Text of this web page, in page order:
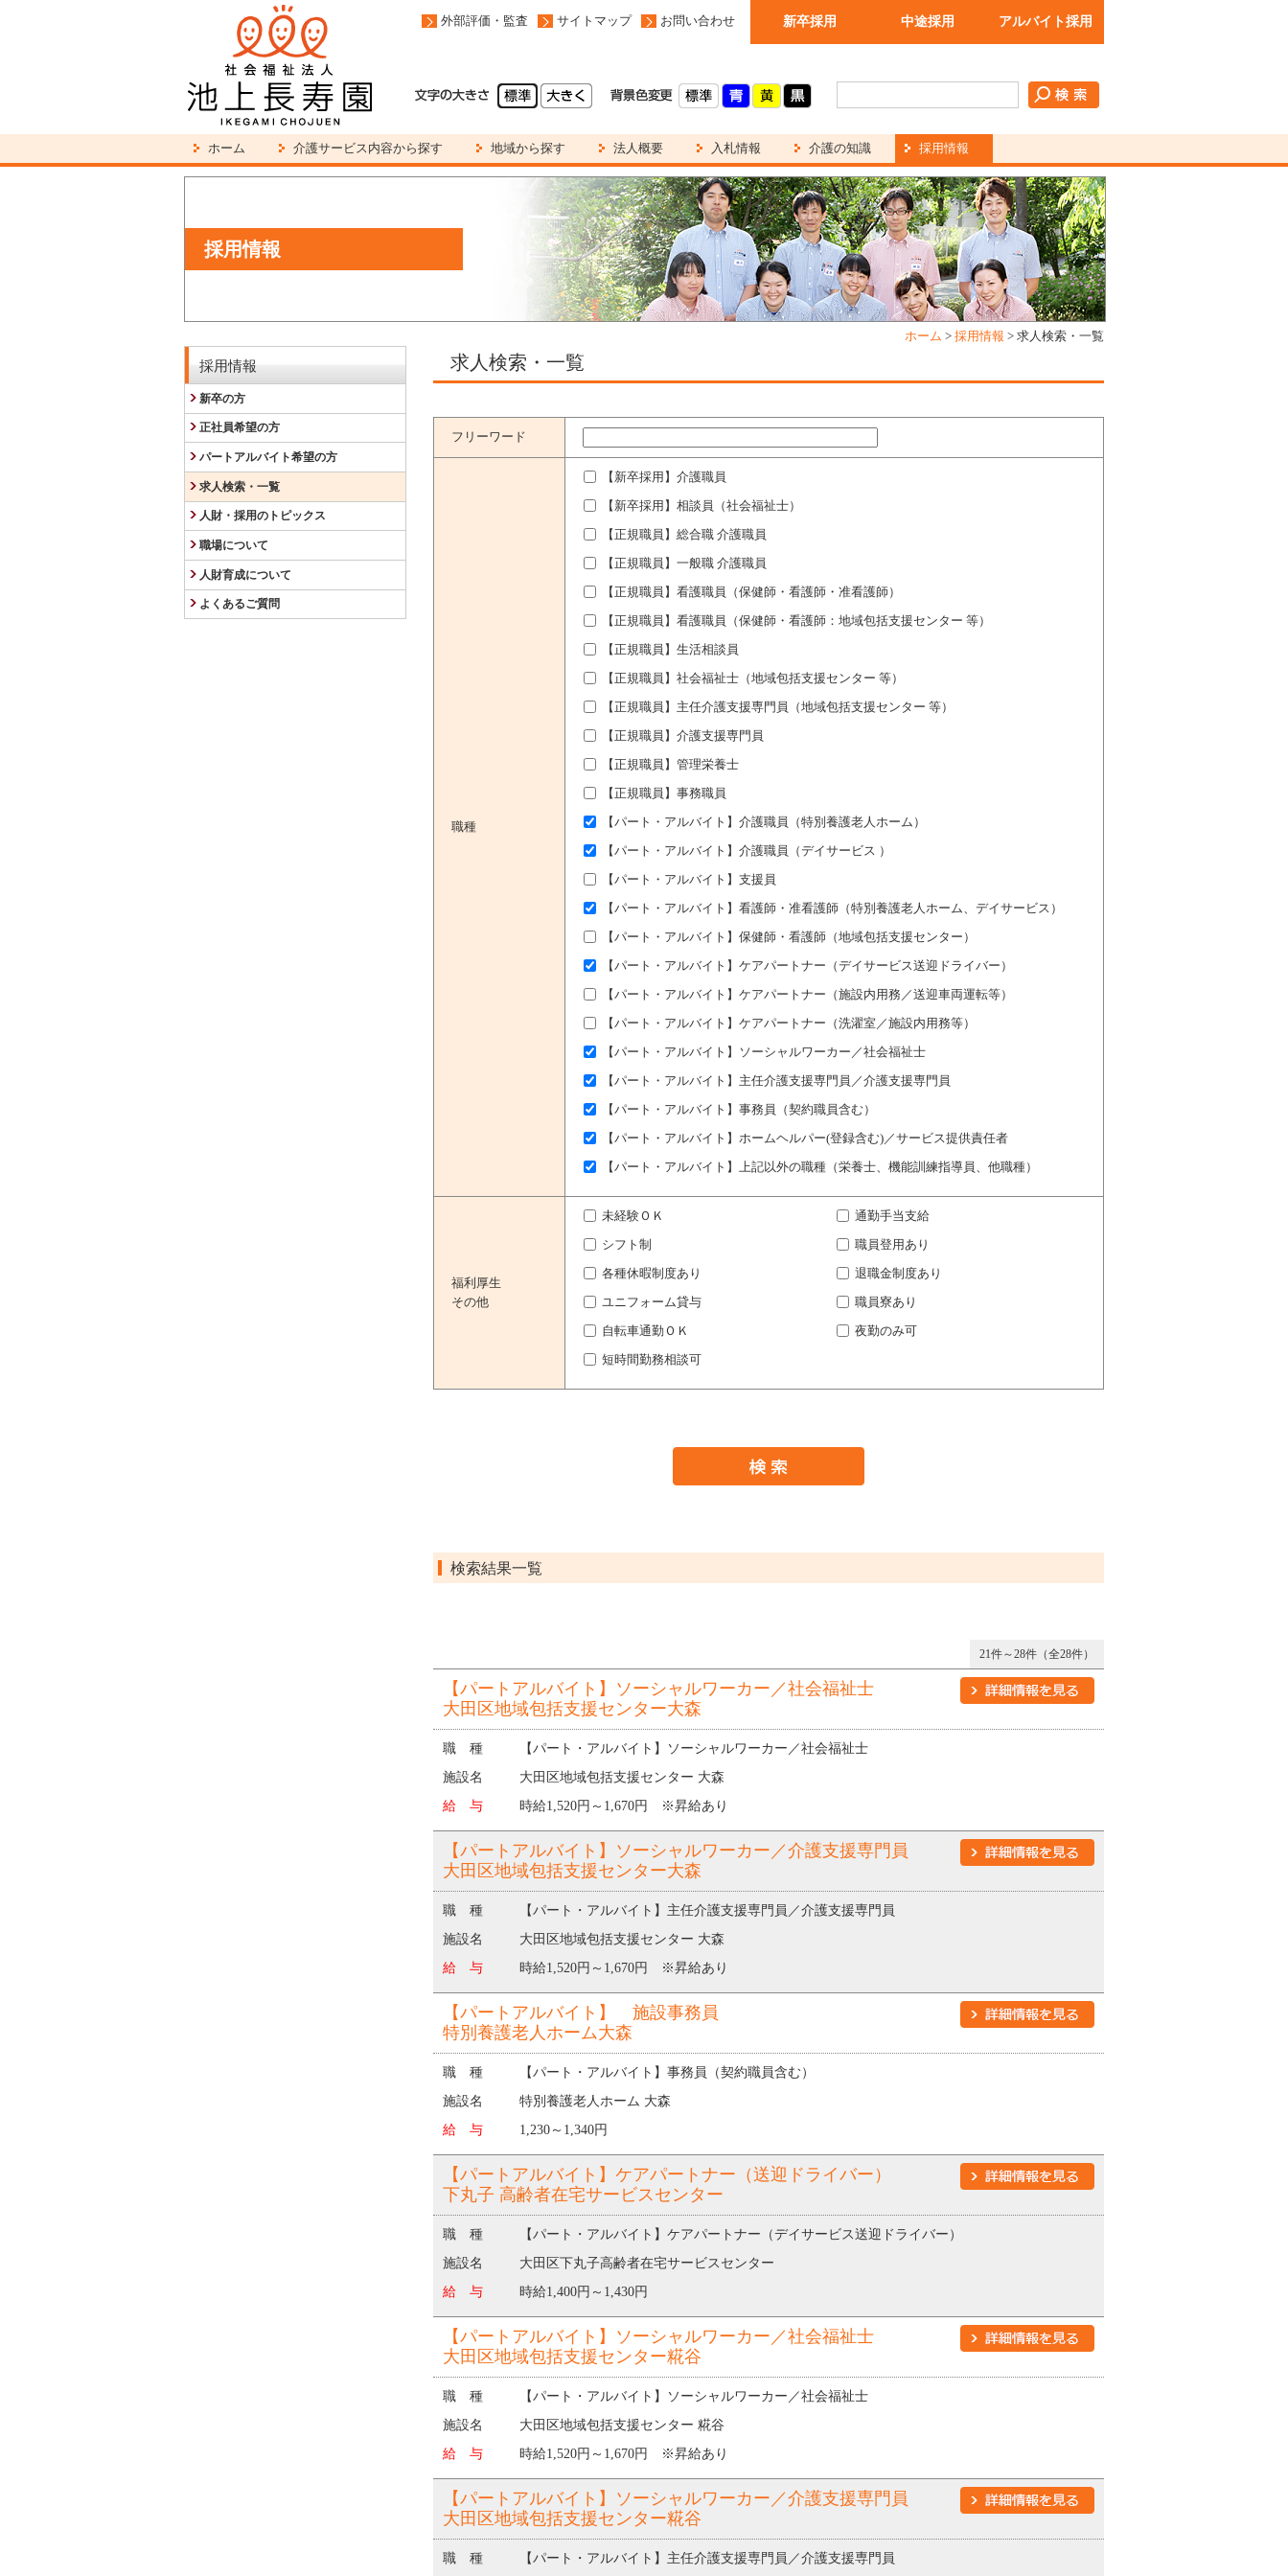
外部評価・監査 サイトマップ お問い合わせ 新卒採用 中途採用 アルバイト採用
ホーム 介護サービス内容から探す 地域から探す 法人概要 入札情報 介護の知識 採用情報
採用情報
ホーム > 採用情報 > 求人検索・一覧
求人検索・一覧
フリーワード
職種
【新卒採用】介護職員
【新卒採用】相談員（社会福祉士）
【正規職員】総合職 介護職員
【正規職員】一般職 介護職員
【正規職員】看護職員（保健師・看護師・准看護師）
【正規職員】看護職員（保健師・看護師：地域包括支援センター 等）
【正規職員】生活相談員
【正規職員】社会福祉士（地域包括支援センター 等）
【正規職員】主任介護支援専門員（地域包括支援センター 等）
【正規職員】介護支援専門員
【正規職員】管理栄養士
【正規職員】事務職員
【パート・アルバイト】介護職員（特別養護老人ホーム）
【パート・アルバイト】介護職員（デイサービス ）
【パート・アルバイト】支援員
【パート・アルバイト】看護師・准看護師（特別養護老人ホーム、デイサービス）
【パート・アルバイト】保健師・看護師（地域包括支援センター）
【パート・アルバイト】ケアパートナー（デイサービス送迎ドライバー）
【パート・アルバイト】ケアパートナー（施設内用務／送迎車両運転等）
【パート・アルバイト】ケアパートナー（洗濯室／施設内用務等）
【パート・アルバイト】ソーシャルワーカー／社会福祉士
【パート・アルバイト】主任介護支援専門員／介護支援専門員
【パート・アルバイト】事務員（契約職員含む）
【パート・アルバイト】ホームヘルパー(登録含む)／サービス提供責任者
【パート・アルバイト】上記以外の職種（栄養士、機能訓練指導員、他職種）
福利厚生
その他
未経験ＯＫ
通勤手当支給
シフト制
職員登用あり
各種休暇制度あり
退職金制度あり
ユニフォーム貸与
職員寮あり
自転車通勤ＯＫ
夜勤のみ可
短時間勤務相談可
検索結果一覧
21件～28件（全28件）
【パートアルバイト】ソーシャルワーカー／社会福祉士
大田区地域包括支援センター大森
職 種
【パート・アルバイト】ソーシャルワーカー／社会福祉士
施設名
大田区地域包括支援センター 大森
給 与
時給1,520円～1,670円 ※昇給あり
【パートアルバイト】ソーシャルワーカー／介護支援専門員
大田区地域包括支援センター大森
職 種
【パート・アルバイト】主任介護支援専門員／介護支援専門員
施設名
大田区地域包括支援センター 大森
給 与
時給1,520円～1,670円 ※昇給あり
【パートアルバイト】 施設事務員
特別養護老人ホーム大森
職 種
【パート・アルバイト】事務員（契約職員含む）
施設名
特別養護老人ホーム 大森
給 与
1,230～1,340円
【パートアルバイト】ケアパートナー（送迎ドライバー）
下丸子 高齢者在宅サービスセンター
職 種
【パート・アルバイト】ケアパートナー（デイサービス送迎ドライバー）
施設名
大田区下丸子高齢者在宅サービスセンター
給 与
時給1,400円～1,430円
【パートアルバイト】ソーシャルワーカー／社会福祉士
大田区地域包括支援センター糀谷
職 種
【パート・アルバイト】ソーシャルワーカー／社会福祉士
施設名
大田区地域包括支援センター 糀谷
給 与
時給1,520円～1,670円 ※昇給あり
【パートアルバイト】ソーシャルワーカー／介護支援専門員
大田区地域包括支援センター糀谷
職 種 【パート・アルバイト】主任介護支援専門員／介護支援専門員
採用情報
新卒の方
正社員希望の方
パートアルバイト希望の方
求人検索・一覧
人財・採用のトピックス
職場について
人財育成について
よくあるご質問